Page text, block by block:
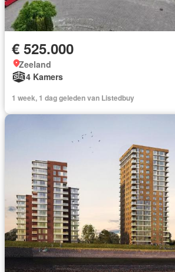
€ 525.000
Zeeland
4 Kamers
1 week, 1 dag geleden van Listedbuy